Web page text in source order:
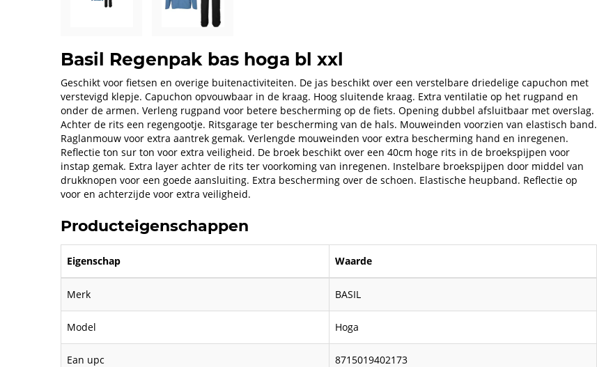
Basil Regenpak bas hoga bl xxl
Geschikt voor fietsen en overige buitenactiviteiten. De jas beschikt over een verstelbare driedelige capuchon met
verstevigd klepje. Capuchon opvouwbaar in de kraag. Hoog sluitende kraag. Extra ventilatie op het rugpand en
onder de armen. Verleng rugpand voor betere bescherming op de fiets. Opening dubbel afsluitbaar met overslag.
Achter de rits een regengootje. Ritsgarage ter bescherming van de hals. Mouweinden voorzien van elastisch band.
Raglanmouw voor extra aantrek gemak. Verlengde mouweinden voor extra bescherming hand en inregenen.
Reflectie ton sur ton voor extra veiligheid. De broek beschikt over een 40cm hoge rits in de broekspijpen voor
instap gemak. Extra layer achter de rits ter voorkoming van inregenen. Instelbare broekspijpen door middel van
drukknopen voor een goede aansluiting. Extra bescherming over de schoen. Elastische heupband. Reflectie op
voor en achterzijde voor extra veiligheid.
Producteigenschappen
Eigenschap Waarde
Merk BASIL
Model Hoga
Ean upc 8715019402173